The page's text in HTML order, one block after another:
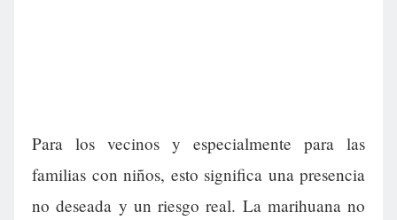
Para los vecinos y especialmente para las
familias con niños, esto significa una presencia
no deseada y un riesgo real. La marihuana no